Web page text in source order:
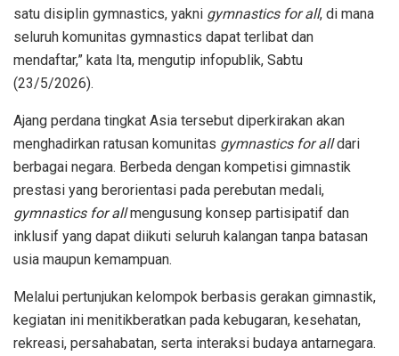
satu disiplin gymnastics, yakni gymnastics for all, di mana
seluruh komunitas gymnastics dapat terlibat dan
mendaftar,” kata Ita, mengutip infopublik, Sabtu
(23/5/2026).
Ajang perdana tingkat Asia tersebut diperkirakan akan
menghadirkan ratusan komunitas gymnastics for alldari
berbagai negara. Berbeda dengan kompetisi gimnastik
prestasi yang berorientasi pada perebutan medali,
gymnastics for allmengusung konsep partisipatif dan
inklusif yang dapat diikuti seluruh kalangan tanpa batasan
usia maupun kemampuan.
Melalui pertunjukan kelompok berbasis gerakan gimnastik,
kegiatan ini menitikberatkan pada kebugaran, kesehatan,
rekreasi, persahabatan, serta interaksi budaya antarnegara.